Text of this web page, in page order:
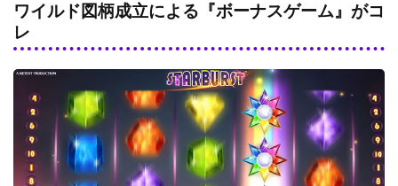
ワイルド図柄成立による『ボーナスゲーム』がコ
レ